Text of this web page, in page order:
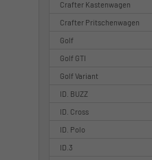
Crafter Kastenwagen
Crafter Pritschenwagen
Golf
Golf GTI
Golf Variant
ID. BUZZ
ID. Cross
ID. Polo
ID.3